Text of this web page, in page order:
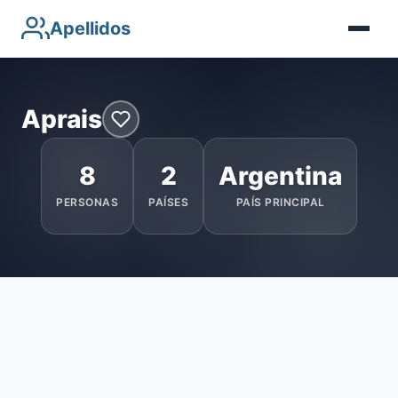
Apellidos
Aprais
8
PERSONAS
2
PAÍSES
Argentina
PAÍS PRINCIPAL